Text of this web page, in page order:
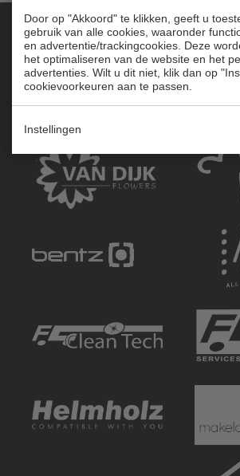
Door op "Akkoord" te klikken, geeft u
gebruik van alle cookies, waaronder
en advertentie/trackingcookies. Deze
het optimaliseren van de website en het
advertenties. Wilt u dit niet, klik dan op
cookievoorkeuren aan te passen.
Instellingen
Onze sponsoren: